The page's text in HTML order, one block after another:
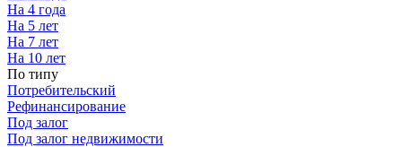
На 4 года
На 5 лет
На 7 лет
На 10 лет
По типу
Потребительский
Рефинансирование
Под залог
Под залог недвижимости